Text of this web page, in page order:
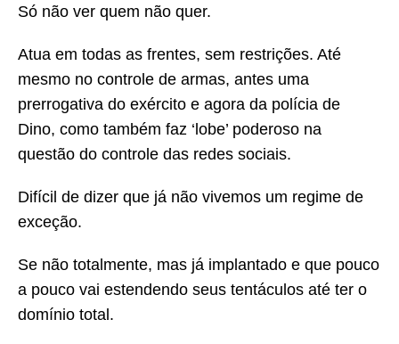
Só não ver quem não quer.
Atua em todas as frentes, sem restrições. Até
mesmo no controle de armas, antes uma
prerrogativa do exército e agora da polícia de
Dino, como também faz ‘lobe’ poderoso na
questão do controle das redes sociais.
Difícil de dizer que já não vivemos um regime de
exceção.
Se não totalmente, mas já implantado e que pouco
a pouco vai estendendo seus tentáculos até ter o
domínio total.